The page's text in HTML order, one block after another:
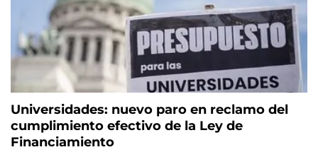
Universidades: nuevo paro en reclamo del
cumplimiento efectivo de la Ley de
Financiamiento